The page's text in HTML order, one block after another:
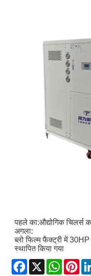
पहले का:औद्योगिक चिलर्स
अगला:
ब्लो फिल्म फैक्ट्री में
स्थापित किया गया
Facebook
X